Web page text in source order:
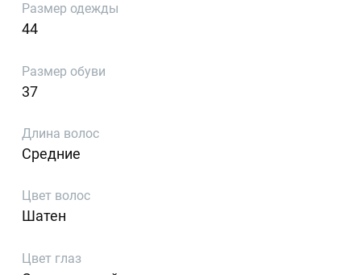
Размер одежды
44
Размер обуви
37
Длина волос
Средние
Цвет волос
Шатен
Цвет глаз